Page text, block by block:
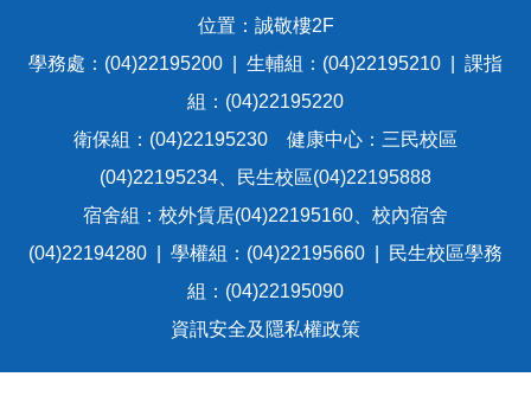
位置：誠敬樓2F
學務處：(04)22195200 | 生輔組：(04)22195210 | 課指
組：(04)22195220
衛保組：(04)22195230 健康中心：三民校區
(04)22195234、民生校區(04)22195888
宿舍組：校外賃居(04)22195160、校內宿舍
(04)22194280 | 學權組：(04)22195660 | 民生校區學務
組：(04)22195090
資訊安全及隱私權政策